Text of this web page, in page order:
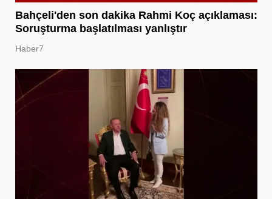
Bahçeli'den son dakika Rahmi Koç açıklaması:
Soruşturma başlatılması yanlıştır
Haber7